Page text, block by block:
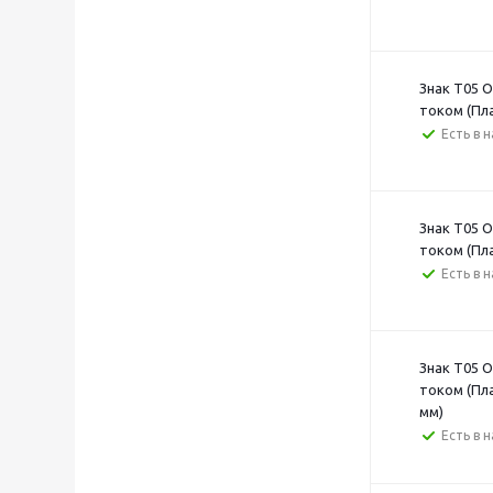
Знак T05
током
Есть в
Знак T05
током
Есть в
Знак T05
током
мм)
Есть в